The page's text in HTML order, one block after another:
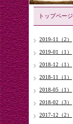
トップページ
2019-11（2）
2019-01（1）
2018-12（1）
2018-11（1）
2018-05（1）
2018-02（3）
2017-12（2）